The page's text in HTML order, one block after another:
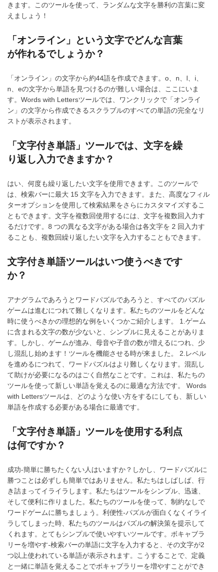
きます。このツールを使って、ランダムな文字を勝利の言葉に変
えましょう！
「オンライン」という文字でどんな言葉
が作れるでしょうか？
「オンライン」の文字から約44語を作成できます。o、n、l、i、
n、eの文字から単語を見つけるのが難しい場合は、ここにいま
す。Words with Lettersツールでは、ワンクリックで「オンライ
ン」の文字から作成できるスクラブルのすべての単語の完全なリ
ストが表示されます。
「文字付き単語」ツールでは、文字を繰
り返し入力できますか？
はい、何度も繰り返したい文字を使用できます。このツールで
は、検索バーに最大 15 文字を入力できます。また、高度なフィル
ターオプションを使用して検索結果をさらにカスタマイズするこ
ともできます。文字を複数回使用するには、文字を複数回入力す
るだけです。8 つの異なる文字がある場合は各文字を 2 回入力す
ることも、複数回繰り返したい文字を入力することもできます。
文字付き単語ツールはいつ使うべきです
か？
アナグラムであろうとワードパズルであろうと、すべてのパズル
ゲームは進むにつれて難しくなります。私たちのツールをどんな
時に使うべきかの理想的な例をいくつかご紹介します。 1.ゲーム
に含まれる文字の数が少ないと、シンプルに見えることがありま
す。しかし、ゲームが進み、母音や子音の数が増えるにつれ、少
し混乱し始めます！ツールを機能させる時が来ました。 2.レベル
を進めるにつれて、ワードパズルはより難しくなります。混乱し
て助けが必要になるのはごく自然なことです。これは、私たちの
ツールを使って新しい単語を覚えるのに最適な方法です。 Words
with Lettersツールは、どのような使い方をするにしても、新しい
単語を作成する必要がある場合に最適です。
「文字付き単語」ツールを使用する利点
は何ですか？
成功-簡単に勝ちたくない人はいますか？しかし、ワードパズルに
勝つことは必ずしも簡単ではありません。私たちはしばしば、行
き詰まってイライラします。私たちはツールをシンプル、迅速、
そして便利に作りました。私たちのツールを使って、制約なしで
ワードゲームに勝ちましょう。利便性-パズルが面白くなくイライ
ラしてしまった時、私たちのツールはパズルの解決策を提示して
くれます。とてもシンプルで使いやすいツールです。ボキャブラ
リーを増やす-検索バーの単語に文字を入力すると、その文字が2
つ以上使われている単語が表示されます。こうすることで、定義
と一緒に単語を覚えることでボキャブラリーを増やすことができ